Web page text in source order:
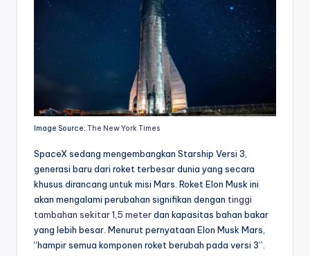
Image Source: The New York Times
SpaceX sedang mengembangkan Starship Versi 3,
generasi baru dari roket terbesar dunia yang secara
khusus dirancang untuk misi Mars. Roket Elon Musk ini
akan mengalami perubahan signifikan dengan tinggi
tambahan sekitar 1,5 meterdan kapasitas bahan bakar
yang lebih besar. Menurut pernyataan Elon Musk Mars,
“hampir semua komponen roket berubah pada versi 3”.